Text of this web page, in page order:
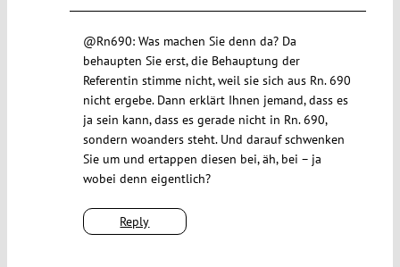
Reply
@Rn690: Was machen Sie denn da? Da
behaupten Sie erst, die Behauptung der
Referentin stimme nicht, weil sie sich aus Rn. 690
nicht ergebe. Dann erklärt Ihnen jemand, dass es
ja sein kann, dass es gerade nicht in Rn. 690,
sondern woanders steht. Und darauf schwenken
Sie um und ertappen diesen bei, äh, bei – ja
wobei denn eigentlich?